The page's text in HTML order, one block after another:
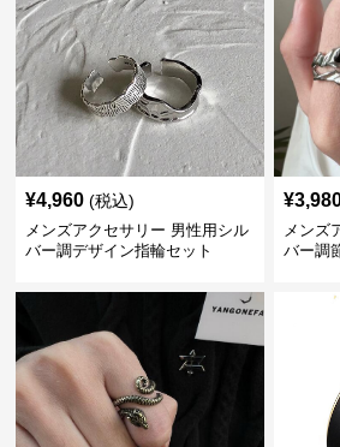
¥4,960 (税込)
メンズアクセサリー 男性用シル
バー調デザイン指輪セット
¥
メンズ
バー調